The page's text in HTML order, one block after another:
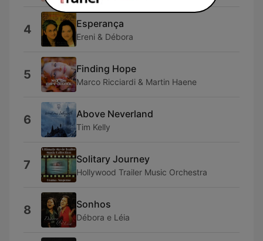
4 Esperança
Ereni & Débora
5 Finding Hope
Marco Ricciardi & Martin Haene
6 Above Neverland
Tim Kelly
7 Solitary Journey
Hollywood Trailer Music Orchestra
8 Sonhos
Débora e Léia